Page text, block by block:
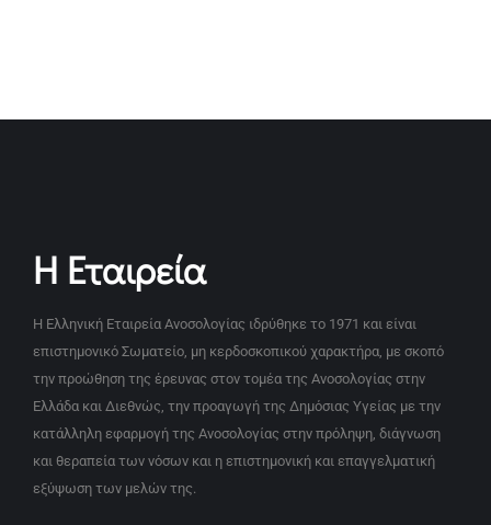
Η Εταιρεία
Η Ελληνική Εταιρεία Ανοσολογίας ιδρύθηκε το 1971 και είναι
επιστημονικό Σωματείο, μη κερδοσκοπικού χαρακτήρα, με σκοπό
την προώθηση της έρευνας στον τομέα της Ανοσολογίας στην
Ελλάδα και Διεθνώς, την προαγωγή της Δημόσιας Υγείας με την
κατάλληλη εφαρμογή της Ανοσολογίας στην πρόληψη, διάγνωση
και θεραπεία των νόσων και η επιστημονική και επαγγελματική
εξύψωση των μελών της.